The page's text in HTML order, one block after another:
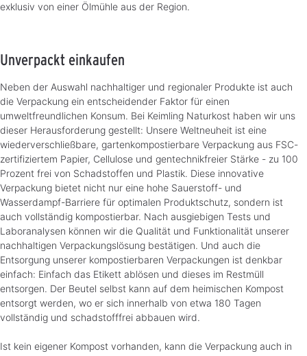
exklusiv von einer Ölmühle aus der Region.
Unverpackt einkaufen
Neben der Auswahl nachhaltiger und regionaler Produkte ist auch
die Verpackung ein entscheidender Faktor für einen
umweltfreundlichen Konsum. Bei Keimling Naturkost haben wir uns
dieser Herausforderung gestellt: Unsere Weltneuheit ist eine
wiederverschließbare, gartenkompostierbare Verpackung aus FSC-
zertifiziertem Papier, Cellulose und gentechnikfreier Stärke - zu 100
Prozent frei von Schadstoffen und Plastik. Diese innovative
Verpackung bietet nicht nur eine hohe Sauerstoff- und
Wasserdampf-Barriere für optimalen Produktschutz, sondern ist
auch vollständig kompostierbar. Nach ausgiebigen Tests und
Laboranalysen können wir die Qualität und Funktionalität unserer
nachhaltigen Verpackungslösung bestätigen. Und auch die
Entsorgung unserer kompostierbaren Verpackungen ist denkbar
einfach: Einfach das Etikett ablösen und dieses im Restmüll
entsorgen. Der Beutel selbst kann auf dem heimischen Kompost
entsorgt werden, wo er sich innerhalb von etwa 180 Tagen
vollständig und schadstofffrei abbauen wird.
Ist kein eigener Kompost vorhanden, kann die Verpackung auch in